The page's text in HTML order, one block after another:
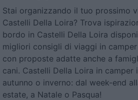
Stai organizzando il tuo prossimo
Castelli Della Loira? Trova
bordo in Castelli Della Loira
migliori consigli di viaggi in
con proposte adatte anche a
cani. Castelli Della Loira in camper
autunno o inverno: dal week-end
estate, a Natale o Pasqua!